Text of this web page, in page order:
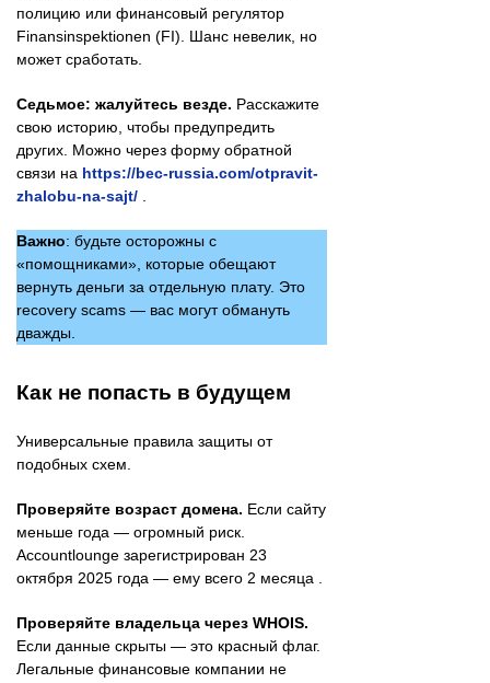
полицию или финансовый регулятор
Finansinspektionen (FI). Шанс невелик, но
может сработать.
Седьмое: жалуйтесь везде. Расскажите
свою историю, чтобы предупредить
других. Можно через форму обратной
связи на https://bec-russia.com/otpravit-
zhalobu-na-sajt/
Важно: будьте осторожны с
«помощниками», которые обещают
вернуть деньги за отдельную плату. Это
recovery scams — вас могут обмануть
дважды.
Как не попасть в будущем
Универсальные правила защиты от
подобных схем.
Проверяйте возраст домена. Если сайту
меньше года — огромный риск.
Accountlounge зарегистрирован 23
октября 2025 года — ему всего 2 месяца .
Проверяйте владельца через WHOIS.
Если данные скрыты — это красный флаг.
Легальные финансовые компании не